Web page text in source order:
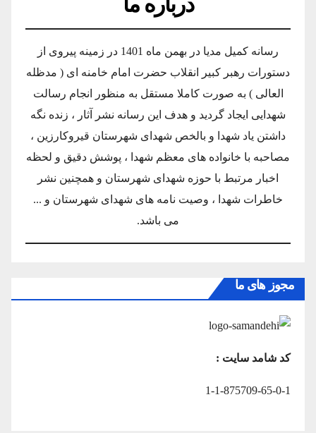
رسانه کمیل مدیا در بهمن ماه 1401 در زمینه پیروی از
دستورات رهبر کبیر انقلاب حضرت امام خامنه ای ( مدظله
العالی ) به صورت کاملا مستقل به منظور انجام رسالت
شهدایی ایجاد گردید و هدف این رسانه نشر آثار ، زنده نگه
داشتن یاد شهدا و بالخص شهدای شهرستان قیروکارزین ،
مصاحبه با خانواده های معظم شهدا ، پوشش دقیق و لحظه
اخبار مرتبط با حوزه شهدای شهرستان و همچنین نشر
خاطرات شهدا ، وصیت نامه های شهدای شهرستان و ...
می باشد.
مجوز های ما
کد شامد سایت :
1-1-875709-65-0-1